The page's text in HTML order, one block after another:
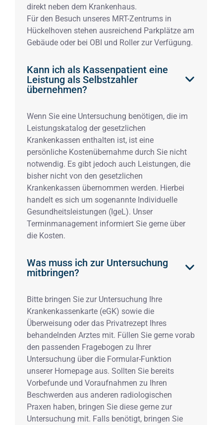
direkt neben dem Krankenhaus.
Für den Besuch unseres MRT-Zentrums in
Hückelhoven stehen ausreichend Parkplätze am
Gebäude oder bei OBI und Roller zur Verfügung.
Kann ich als Kassenpatient eine
Leistung als Selbstzahler
übernehmen?
Wenn Sie eine Untersuchung benötigen, die im
Leistungskatalog der gesetzlichen
Krankenkassen enthalten ist, ist eine
persönliche Kostenübernahme durch Sie nicht
notwendig. Es gibt jedoch auch Leistungen, die
bisher nicht von den gesetzlichen
Krankenkassen übernommen werden. Hierbei
handelt es sich um sogenannte Individuelle
Gesundheitsleistungen (IgeL). Unser
Terminmanagement informiert Sie gerne über
die Kosten.
Was muss ich zur Untersuchung
mitbringen?
Bitte bringen Sie zur Untersuchung Ihre
Krankenkassenkarte (eGK) sowie die
Überweisung oder das Privatrezept Ihres
behandelnden Arztes mit. Füllen Sie gerne vorab
den passenden Fragebogen zu Ihrer
Untersuchung über die Formular-Funktion
unserer Homepage aus. Sollten Sie bereits
Vorbefunde und Voraufnahmen zu Ihren
Beschwerden aus anderen radiologischen
Praxen haben, bringen Sie diese gerne zur
Untersuchung mit. Falls benötigt, bringen Sie